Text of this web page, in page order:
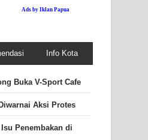
Ads by Iklan Papua
Info Kota
Buka V-Sport Cafe
Aksi Protes
Penembakan di